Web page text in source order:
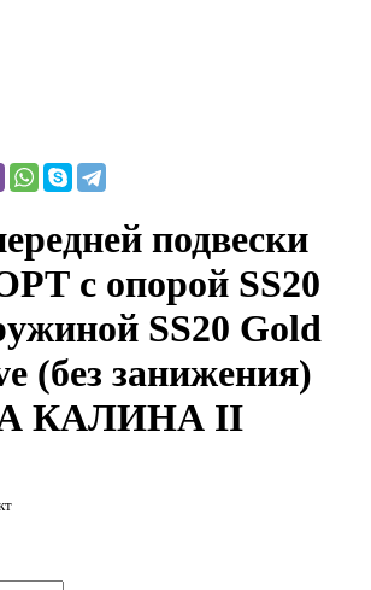
подвески
c опорой SS20
SS20 Gold
(без занижения)
КАЛИНА II